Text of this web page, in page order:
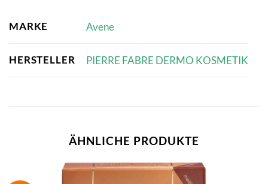
MARKE Avene
HERSTELLER PIERRE FABRE DERMO KOSMETIK
ÄHNLICHE PRODUKTE